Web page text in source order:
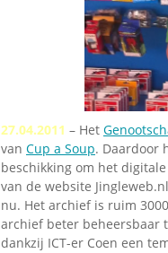
27.04.2011 – Het
van Cup a Soup. Daardoor
beschikking om het
van de website
nu. Het archief is ruim
archief beter beheersbaar
dankzij ICT-er Coen een